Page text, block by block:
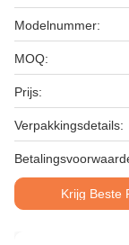
Modelnummer:
MOQ:
Prijs:
Verpakkingsdetails:
Krijg Beste